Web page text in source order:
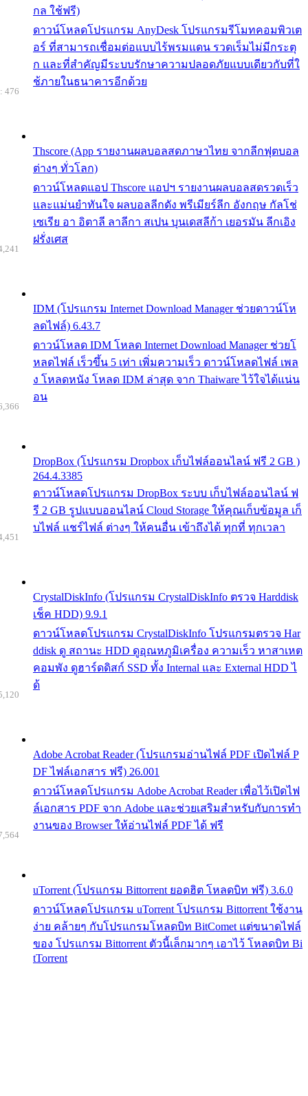
กล ใช้ฟรี)
ดาวน์โหลดโปรแกรม AnyDesk โปรแกรมรีโมทคอมพิวเต
อร์ ที่สามารถเชื่อมต่อแบบไร้พรมแดน รวดเร็มไม่มีกระตุ
ก และที่สำคัญมีระบบรักษาความปลอดภัยแบบเดียวกับที่ใ
ช้ภายในธนาคารอีกด้วย
Thscore (App รายงานผลบอลสดภาษาไทย จากลีกฟุตบอล
ต่างๆ ทั่วโลก)
ดาวน์โหลดแอป Thscore แอปฯ รายงานผลบอลสดรวดเร็ว
และแม่นยำทันใจ ผลบอลลีกดัง พรีเมียร์ลีก อังกฤษ กัลโช่
เซเรีย อา อิตาลี ลาลีกา สเปน บุนเดสลีก้า เยอรมัน ลีกเอิง
ฝรั่งเศส
476
IDM (โปรแกรม Internet Download Manager ช่วยดาวน์โห
ลดไฟล์) 6.43.7
ดาวน์โหลด IDM โหลด Internet Download Manager ช่วยโ
หลดไฟล์ เร็วขึ้น 5 เท่า เพิ่มความเร็ว ดาวน์โหลดไฟล์ เพล
ง โหลดหนัง โหลด IDM ล่าสุด จาก Thaiware ไว้ใจได้แน่น
อน
DropBox (โปรแกรม Dropbox เก็บไฟล์ออนไลน์ ฟรี 2 GB )
264.4.3385
ดาวน์โหลดโปรแกรม DropBox ระบบ เก็บไฟล์ออนไลน์ ฟ
รี 2 GB รูปแบบออนไลน์ Cloud Storage ให้คุณเก็บข้อมูล เก็
บไฟล์ แชร์ไฟล์ ต่างๆ ให้คนอื่น เข้าถึงได้ ทุกที่ ทุกเวลา
CrystalDiskInfo (โปรแกรม CrystalDiskInfo ตรวจ Harddisk
เช็ค HDD) 9.9.1
ดาวน์โหลดโปรแกรม CrystalDiskInfo โปรแกรมตรวจ Har
ddisk ดู สถานะ HDD ดูอุณหภูมิเครื่อง ความเร็ว หาสาเหต
คอมพัง ดูฮาร์ดดิสก์ SSD ทั้ง Internal และ External HDD ไ
ด้
Adobe Acrobat Reader (โปรแกรมอ่านไฟล์ PDF เปิดไฟล์ P
DF ไฟล์เอกสาร ฟรี) 26.001
ดาวน์โหลดโปรแกรม Adobe Acrobat Reader เพื่อไว้เปิดไฟ
ล์เอกสาร PDF จาก Adobe และช่วยเสริมสำหรับกับการทำ
งานของ Browser ให้อ่านไฟล์ PDF ได้ ฟรี
uTorrent (โปรแกรม Bittorrent ยอดฮิต โหลดบิท ฟรี) 3.6.0
ดาวน์โหลดโปรแกรม uTorrent โปรแกรม Bittorrent ใช้งาน
ง่าย คล้ายๆ กับโปรแกรมโหลดบิท BitComet แต่ขนาดไฟล์
ของ โปรแกรม Bittorrent ตัวนี้เล็กมากๆ เอาไว้ โหลดบิท Bi
tTorrent